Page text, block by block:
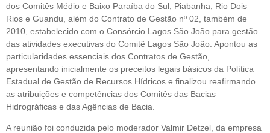
dos Comitês Médio e Baixo Paraíba do Sul, Piabanha, Rio Dois
Rios e Guandu, além do Contrato de Gestão nº 02, também de
2010, estabelecido com o Consórcio Lagos São João para gestão
das atividades executivas do Comitê Lagos São João. Apontou as
particularidades essenciais dos Contratos de Gestão,
apresentando inicialmente os preceitos legais básicos da Política
Estadual de Gestão de Recursos Hídricos e finalizou reafirmando
as atribuições e competências dos Comitês das Bacias
Hidrográficas e das Agências de Bacia.
A reunião foi conduzida pelo moderador Valmir Detzel, da empresa